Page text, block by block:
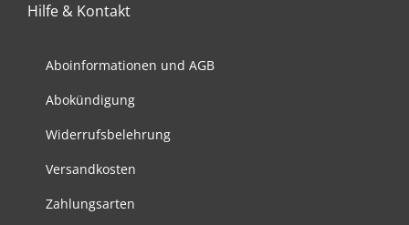
Die
können
der
Produktseite
werden
Hilfe & Kontakt
Aboinformationen und AGB
Abokündigung
Widerrufsbelehrung
Versandkosten
Zahlungsarten